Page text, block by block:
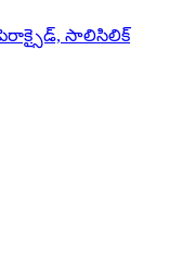
సాలిసిలిక్